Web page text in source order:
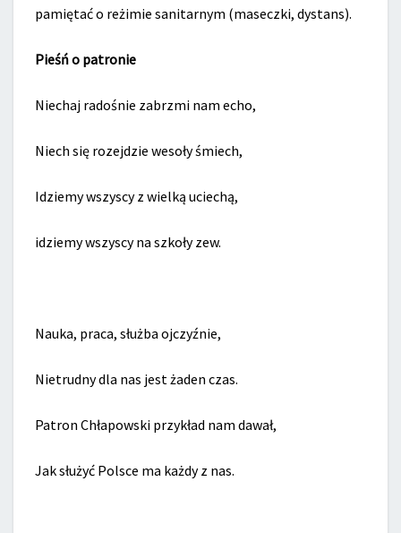
pamiętać o reżimie sanitarnym (maseczki, dystans).
Pieśń o patronie
Niechaj radośnie zabrzmi nam echo,
Niech się rozejdzie wesoły śmiech,
Idziemy wszyscy z wielką uciechą,
idziemy wszyscy na szkoły zew.
Nauka, praca, służba ojczyźnie,
Nietrudny dla nas jest żaden czas.
Patron Chłapowski przykład nam dawał,
Jak służyć Polsce ma każdy z nas.